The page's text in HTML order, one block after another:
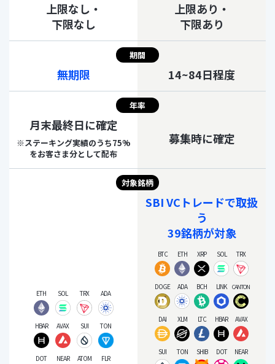
上限なし・
下限なし
上限あり・
下限あり
期間
無期限 14~84日程度
年率
月末最終日に確定
※ステーキング実績のうち75%
をお客さま分として配布
募集時に確定
対象銘柄
ETH SOL TRX ADA
HBAR AVAX SUI TON
DOT NEAR ATOM FLR
SBI VCトレードで取扱
う
39銘柄が対象
BTC ETH XRP SOL TRX
DOGE ADA BCH LINK CANTON
DAI XLM LTC HBAR AVAX
SUI TON SHIB DOT NEAR